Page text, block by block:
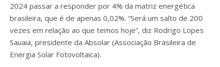
2024 passar a responder por 4% da matriz energética
brasileira, que é de apenas 0,02%. “Será um salto de 200
vezes em relação ao que temos hoje”, diz Rodrigo Lopes
Sauaia, presidente da Absolar (Associação Brasileira de
Energia Solar Fotovoltaica).